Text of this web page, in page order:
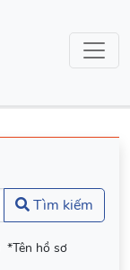
Tìm kiếm
*Tên hồ sơ